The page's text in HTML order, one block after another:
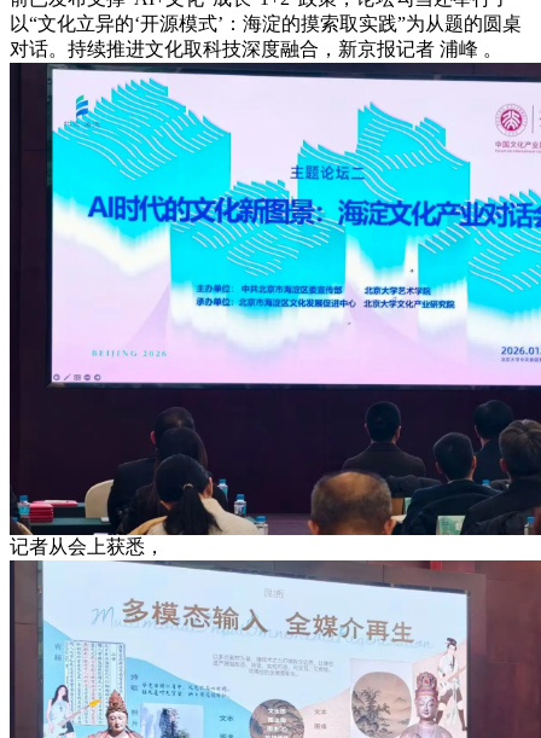
以“文化立异的‘开源模式’：海淀的摸索取实践”为从题的圆桌
对话。持续推进文化取科技深度融合，新京报记者 浦峰 。
记者从会上获悉，